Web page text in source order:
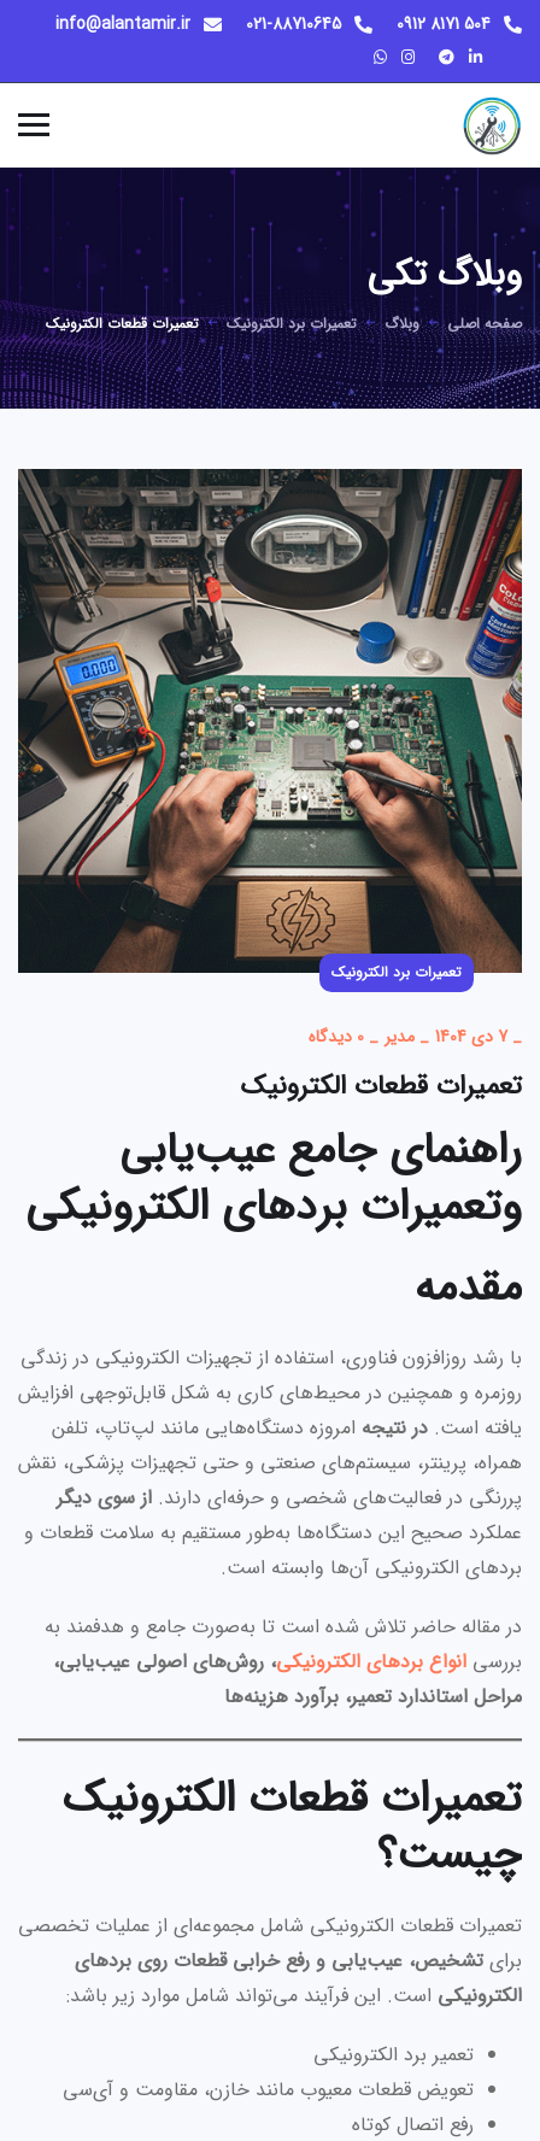
021-88710645
وبلاگ تکی
صفحه اصلی وبلاگ تعمیرات برد الکترونیک تعمیرات قطعات الکترونیک
تعمیرات برد الکترونیک
_7 دی 1404 _ مدیر _ 0 دیدگاه
تعمیرات قطعات الکترونیک
راهنمای جامع عیب‌یابی
وتعمیرات بردهای الکترونیکی
مقدمه
با رشد روزافزون فناوری، استفاده از تجهیزات الکترونیکی در زندگی
روزمره و همچنین در محیط‌های کاری به شکل قابل‌توجهی افزایش
یافته است. در نتیجه امروزه دستگاه‌هایی مانند لپ‌تاپ، تلفن
همراه، پرینتر، سیستم‌های صنعتی و حتی تجهیزات پزشکی، نقش
پررنگی در فعالیت‌های شخصی و حرفه‌ای دارند. از سوی دیگر
عملکرد صحیح این دستگاه‌ها به‌طور مستقیم به سلامت قطعات و
بردهای الکترونیکی آن‌ها وابسته است.
در مقاله حاضر تلاش شده است تا به‌صورت جامع و هدفمند به
بررسی انواع بردهای الکترونیکی، روش‌های اصولی عیب‌یابی،
مراحل استاندارد تعمیر، برآورد هزینه‌ها
تعمیرات قطعات الکترونیک
چیست؟
تعمیرات قطعات الکترونیکی شامل مجموعه‌ای از عملیات تخصصی
برای تشخیص، عیب‌یابی و رفع خرابی قطعات روی بردهای
الکترونیکی است. این فرآیند می‌تواند شامل موارد زیر باشد:
تعمیر برد الکترونیکی
تعویض قطعات معیوب مانند خازن، مقاومت و آی‌سی
رفع اتصال کوتاه